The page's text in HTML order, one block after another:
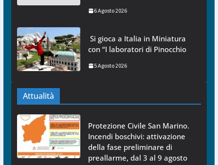
6 Agosto 2026
Si gioca a Italia in Miniatura
con “I laboratori di Pinocchio
5 Agosto 2026
Attualità
Protezione Civile San Marino.
Incendi boschivi: attivazione
della fase preliminare di
preallarme, dal 3 al 9 agosto